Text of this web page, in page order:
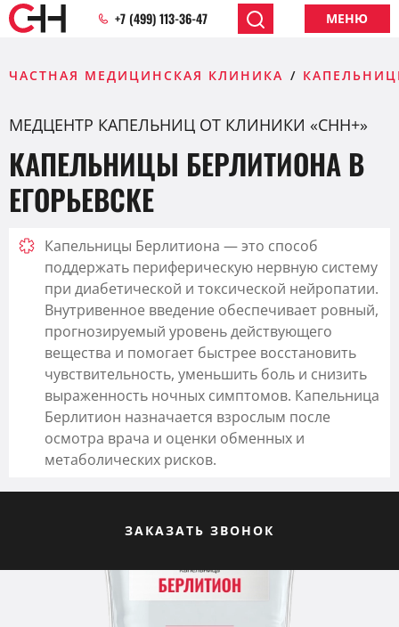
+7 (499) 113-36-47 МЕНЮ
ЧАСТНАЯ МЕДИЦИНСКАЯ КЛИНИКА
МЕДЦЕНТР КАПЕЛЬНИЦ ОТ КЛИНИКИ «CHH+»
КАПЕЛЬНИЦЫ БЕРЛИТИОНА В
ЕГОРЬЕВСКЕ
Капельницы Берлитиона — это способ
поддержать периферическую нервную систему
при диабетической и токсической нейропатии.
Внутривенное введение обеспечивает ровный,
прогнозируемый уровень действующего
вещества и помогает быстрее восстановить
чувствительность, уменьшить боль и снизить
выраженность ночных симптомов. Капельница
Берлитион назначается взрослым после
осмотра врача и оценки обменных и
метаболических рисков.
ЗАКАЗАТЬ ЗВОНОК